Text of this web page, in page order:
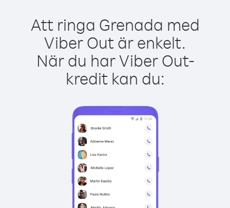
Att ringa Grenada med
Viber Out är enkelt.
När du har Viber Out-
kredit kan du: